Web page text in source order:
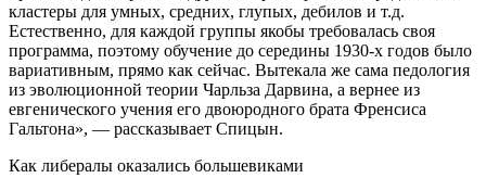
кластеры для умных, средних, глупых, дебилов и т.д.
Естественно, для каждой группы якобы требовалась своя
программа, поэтому обучение до середины 1930-х годов было
вариативным, прямо как сейчас. Вытекала же сама педология
из эволюционной теории Чарльза Дарвина, а вернее из
евгенического учения его двоюродного брата Френсиса
Гальтона», — рассказывает Спицын.
Как либералы оказались большевиками